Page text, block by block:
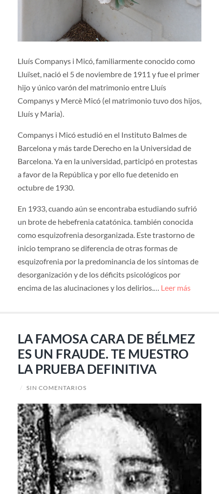
Lluís Companys i Micó, familiarmente conocido como
Lluïset, nació el 5 de noviembre de 1911 y fue el primer
hijo y único varón del matrimonio entre Lluís
Companys y Mercè Micó (el matrimonio tuvo dos hijos,
Lluís y Maria).
Companys i Micó estudió en el Instituto Balmes de
Barcelona y más tarde Derecho en la Universidad de
Barcelona. Ya en la universidad, participó en protestas
a favor de la República y por ello fue detenido en
octubre de 1930.
En 1933, cuando aún se encontraba estudiando sufrió
un brote de hebefrenia catatónica. también conocida
como esquizofrenia desorganizada. Este trastorno de
inicio temprano se diferencia de otras formas de
esquizofrenia por la predominancia de los síntomas de
desorganización y de los déficits psicológicos por
encima de las alucinaciones y los delirios.… Leer más
LA FAMOSA CARA DE BÉLMEZ
ES UN FRAUDE. TE MUESTRO
LA PRUEBA DEFINITIVA
/ SIN COMENTARIOS